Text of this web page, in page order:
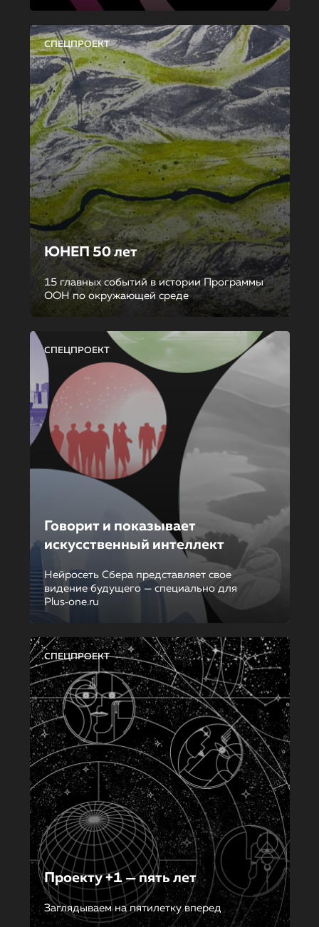
СПЕЦПРОЕКТ
ЮНЕП 50 лет
15 главных событий в истории Программы
ООН по окружающей среде
СПЕЦПРОЕКТ
Говорит и показывает
искусственный интеллект
Нейросеть Сбера представляет свое
видение будущего — специально для
Plus‑one.ru
СПЕЦПРОЕКТ
Проекту +1 — пять лет
Заглядываем на пятилетку вперед